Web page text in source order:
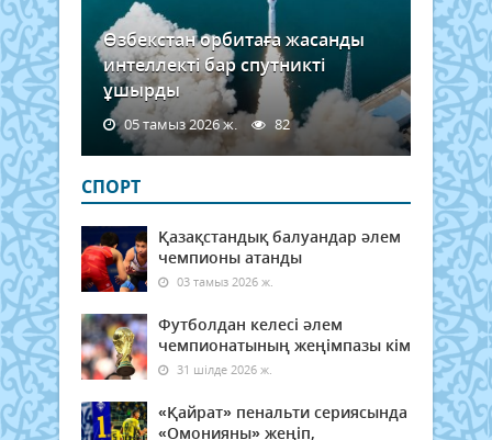
Өзбекстан орбитаға жасанды
интеллекті бар спутникті
ұшырды
05 тамыз 2026 ж. 82
СПОРТ
Қазақстандық балуандар әлем
чемпионы атанды
03 тамыз 2026 ж.
Футболдан келесі әлем
чемпионатының жеңімпазы кім
31 шілде 2026 ж.
«Қайрат» пенальти сериясында
«Омонияны» жеңіп,